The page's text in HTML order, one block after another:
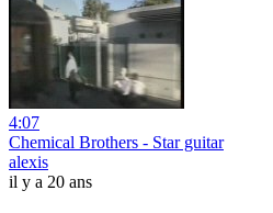
4:07
Chemical Brothers - Star guitar
alexis
il y a 20 ans